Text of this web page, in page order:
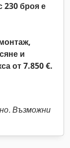
230 броя е
и
от 7.850 €.
Възможни